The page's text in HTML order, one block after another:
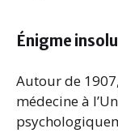
Énigme
Autour de
médecine à